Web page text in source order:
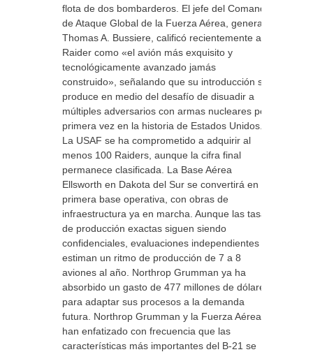
flota de dos bombarderos. El jefe del Comando
de Ataque Global de la Fuerza Aérea, general
Thomas A. Bussiere, calificó recientemente al
Raider como «el avión más exquisito y
tecnológicamente avanzado jamás
construido», señalando que su introducción se
produce en medio del desafío de disuadir a
múltiples adversarios con armas nucleares por
primera vez en la historia de Estados Unidos.
La USAF se ha comprometido a adquirir al
menos 100 Raiders, aunque la cifra final
permanece clasificada. La Base Aérea
Ellsworth en Dakota del Sur se convertirá en la
primera base operativa, con obras de
infraestructura ya en marcha. Aunque las tasas
de producción exactas siguen siendo
confidenciales, evaluaciones independientes
estiman un ritmo de producción de 7 a 8
aviones al año. Northrop Grumman ya ha
absorbido un gasto de 477 millones de dólares
para adaptar sus procesos a la demanda
futura. Northrop Grumman y la Fuerza Aérea
han enfatizado con frecuencia que las
características más importantes del B-21 se